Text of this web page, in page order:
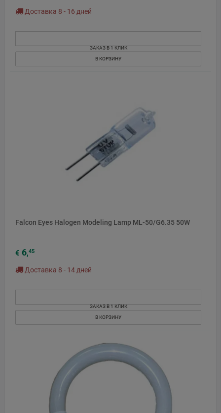
Доставка 8 - 16 дней
ЗАКАЗ В 1 КЛИК
В КОРЗИНУ
Falcon Eyes Halogen Modeling Lamp ML-50/G6.35 50W
€ 6,45
Доставка 8 - 14 дней
ЗАКАЗ В 1 КЛИК
В КОРЗИНУ